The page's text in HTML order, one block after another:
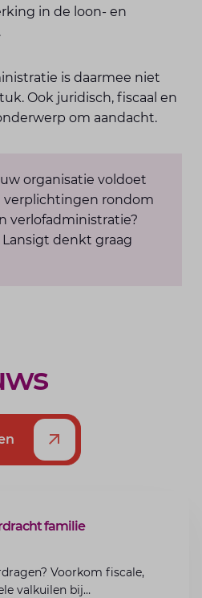
in de loon- en
is daarmee niet
Ook juridisch, fiscaal en
om aandacht.
organisatie voldoet
verplichtingen rondom
verlofadministratie?
Lansigt denkt graag
familie
Voorkom fiscale,
valkuilen bij